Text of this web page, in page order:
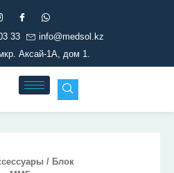
33
info@medsol.kz
Аксай-1А, дом 1.
/ Блок